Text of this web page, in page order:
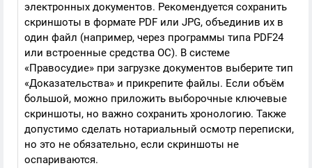
электронных документов. Рекомендуется сохранить
скриншоты в формате PDF или JPG, объединив их в
один файл (например, через программы типа PDF24
или встроенные средства ОС). В системе
«Правосудие» при загрузке документов выберите тип
«Доказательства» и прикрепите файлы. Если объём
большой, можно приложить выборочные ключевые
скриншоты, но важно сохранить хронологию. Также
допустимо сделать нотариальный осмотр переписки,
но это не обязательно, если скриншоты не
оспариваются.